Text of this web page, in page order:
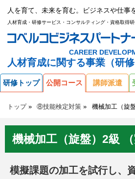
人を育て、未来を育む。ビジネスや仕
人材育成・研修サービス・コンサルティング・資格取得
CAREER
人材育成に関する事業（研
研修トップ 公開コース 講師派遣
トップ ⑧技能検定対策 機械加工（旋
機械加工（旋盤）2級
模擬課題の加工を試行し、